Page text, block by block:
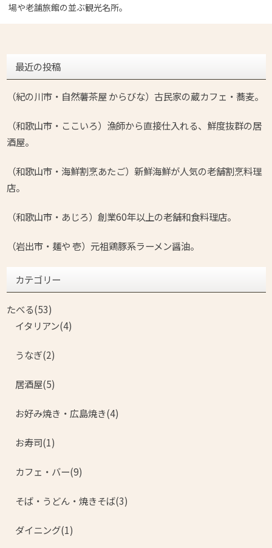
場や老舗旅館の並ぶ観光名所。
最近の投稿
（紀の川市・自然薯茶屋 からびな）古民家の蔵カフェ・蕎麦。
（和歌山市・ここいろ）漁師から直接仕入れる、鮮度抜群の居
酒屋。
（和歌山市・海鮮割烹あたご）新鮮海鮮が人気の老舗割烹料理
店。
（和歌山市・あじろ）創業60年以上の老舗和食料理店。
（岩出市・麺や 壱）元祖鶏豚系ラーメン醤油。
カテゴリー
たべる(53)
イタリアン(4)
うなぎ(2)
居酒屋(5)
お好み焼き・広島焼き(4)
お寿司(1)
カフェ・バー(9)
そば・うどん・焼きそば(3)
ダイニング(1)